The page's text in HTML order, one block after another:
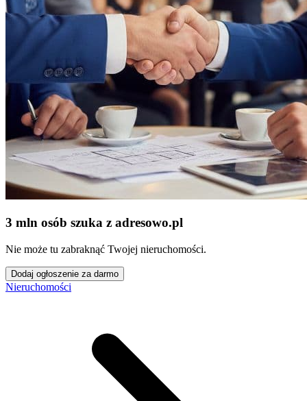
3 mln osób szuka z adresowo.pl
Nie może tu zabraknąć Twojej nieruchomości.
Dodaj ogłoszenie za darmo
Nieruchomości